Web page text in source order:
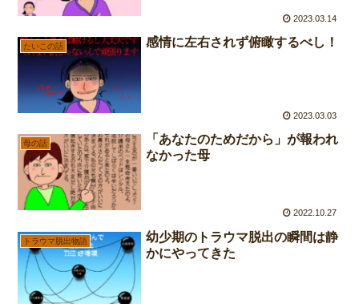
2023.03.14
たいこの話 感情に左右されず俯瞰するべし！
2023.03.03
母の話
「あなたのためだから」が報われ
なかった母
2022.10.27
トラウマ脱出物語
幼少期のトラウマ脱出の瞬間は静
かにやってきた